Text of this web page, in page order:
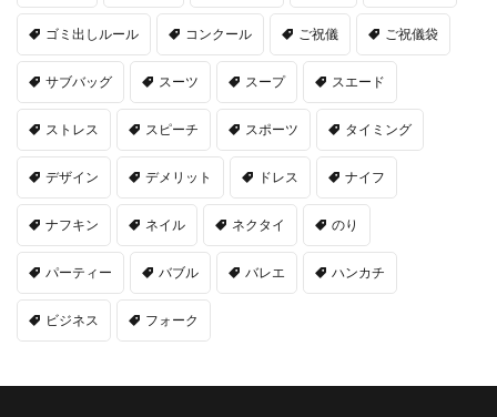
ゴミ出しルール コンクール ご祝儀 ご祝儀袋
サブバッグ スーツ スープ スエード
ストレス スピーチ スポーツ タイミング
デザイン デメリット ドレス ナイフ
ナフキン ネイル ネクタイ のり
パーティー バブル バレエ ハンカチ
ビジネス フォーク